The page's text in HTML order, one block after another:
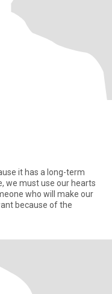
it has a long-term
we must use our hearts
who will make our
because of the